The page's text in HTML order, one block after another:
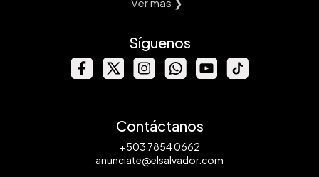
Síguenos
Contáctanos
+503 7854 0662
anunciate@elsalvador.com